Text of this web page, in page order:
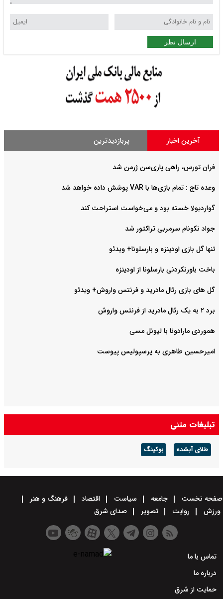
ارسال نظر
آخرین اخبار پربازدیدترین
فران تورس، راهی پاری‌سن ژرمن شد
وعده تاج : تمام بازی‌ها با VAR پوشش داده خواهد شد
گواردیولا خسته بود و می‌خواست استراحت کند
جواد نکونام سرمربی تراکتور شد
تنها گل بازی اودینزه و بارسلونا+ ویدئو
باخت باورنکردنی بارسلونا از اودینزه
گل های بازی رئال مادرید و فرنتس واروش+ ویدئو
برد ۲ به یک رئال مادرید از فرنتس واروش
هموردی مارادونا با لیونل مسی
امیرحسین طاهری به پرسپولیس پیوست
تبلیغات متنی
طلای آبشده بوکینگ
صفحه نخست جامعه سیاست اقتصاد
فرهنگ و هنر
ورزش
روایت تصویر صدای شرق
تماس با ما
درباره ما
حمایت از شرق